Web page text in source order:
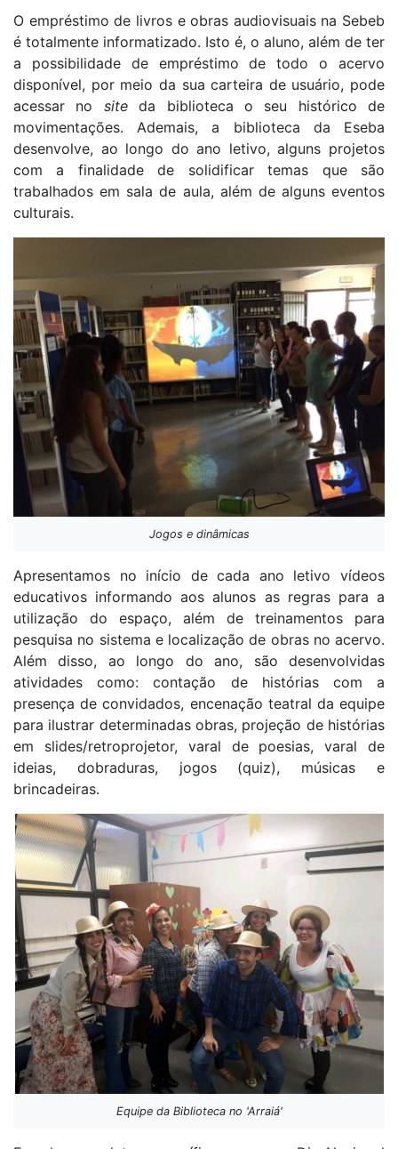
O empréstimo de livros e obras audiovisuais na Sebeb
é totalmente informatizado. Isto é, o aluno, além de ter
a possibilidade de empréstimo de todo o acervo
disponível, por meio da sua carteira de usuário, pode
acessar no siteda biblioteca o seu histórico de
movimentações. Ademais, a biblioteca da Eseba
desenvolve, ao longo do ano letivo, alguns projetos
com a finalidade de solidificar temas que são
trabalhados em sala de aula, além de alguns eventos
culturais.
Jogos e dinâmicas
Apresentamos no início de cada ano letivo vídeos
educativos informando aos alunos as regras para a
utilização do espaço, além de treinamentos para
pesquisa no sistema e localização de obras no acervo.
Além disso, ao longo do ano, são desenvolvidas
atividades como: contação de histórias com a
presença de convidados, encenação teatral da equipe
para ilustrar determinadas obras, projeção de histórias
em slides/retroprojetor, varal de poesias, varal de
ideias, dobraduras, jogos (quiz), músicas e
brincadeiras.
Equipe da Biblioteca no 'Arraiá'